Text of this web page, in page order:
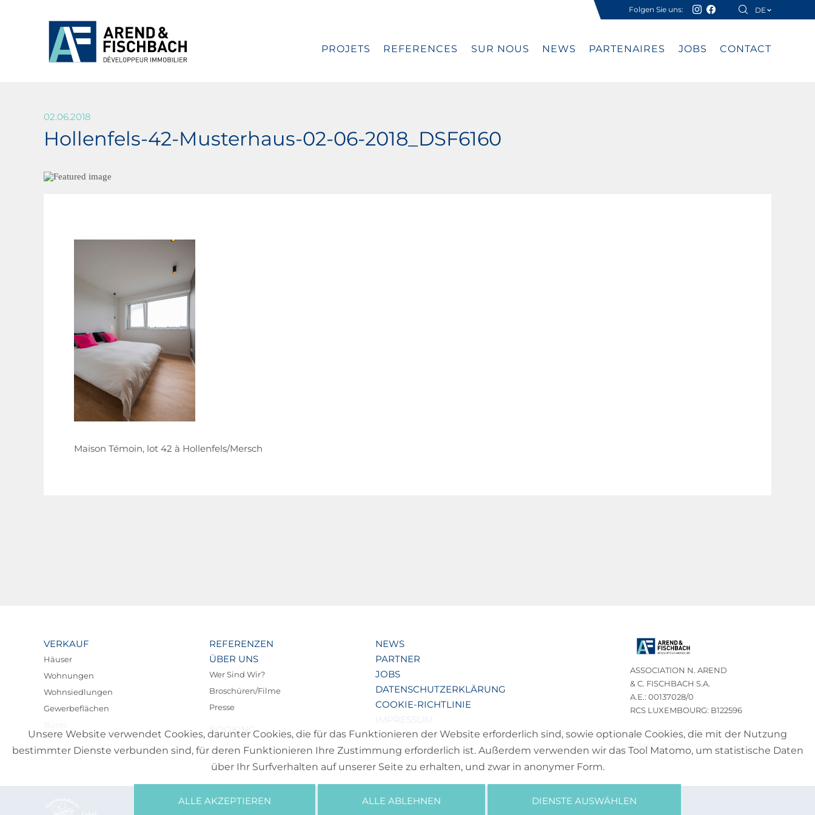
Folgen Sie uns:
DE
PROJETS REFERENCES SUR NOUS NEWS PARTENAIRES JOBS CONTACT
02.06.2018
Hollenfels-42-Musterhaus-02-06-2018_DSF6160
Maison Témoin, lot 42 à Hollenfels/Mersch
VERKAUF
Häuser
Wohnungen
Wohnsiedlungen
Gewerbeflächen
REFERENZEN
ÜBER UNS
Wer Sind Wir?
Broschüren/Filme
Presse
BOOKING
NEWS
PARTNER
JOBS
DATENSCHUTZERKLÄRUNG
COOKIE-RICHTLINIE
IMPRESSUM
ASSOCIATION N. AREND
& C. FISCHBACH S.A.
A.E.: 00137028/0
RCS LUXEMBOURG: B122596
TEL.: (+352) 32 75 76
E-MAIL:
INFO@NA-CF.LU
Unsere Website verwendet Cookies, darunter Cookies, die für das Funktionieren der Website erforderlich sind, sowie optionale Cookies, die mit der Nutzung
bestimmter Dienste verbunden sind, für deren Funktionieren Ihre Zustimmung erforderlich ist. Außerdem verwenden wir das Tool Matomo, um statistische Daten
über Ihr Surfverhalten auf unserer Seite zu erhalten, und zwar in anonymer Form.
ALLE AKZEPTIEREN ALLE ABLEHNEN DIENSTE AUSWÄHLEN